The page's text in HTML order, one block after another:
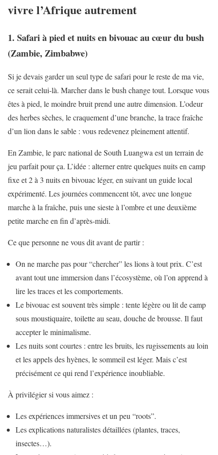
vivre l’Afrique autrement
1. Safari à pied et nuits en bivouac au cœur du bush
(Zambie, Zimbabwe)
Si je devais garder un seul type de safari pour le reste de ma vie,
ce serait celui-là. Marcher dans le bush change tout. Lorsque vous
êtes à pied, le moindre bruit prend une autre dimension. L’odeur
des herbes sèches, le craquement d’une branche, la trace fraîche
d’un lion dans le sable : vous redevenez pleinement attentif.
En Zambie, le parc national de South Luangwa est un terrain de
jeu parfait pour ça. L’idée : alterner entre quelques nuits en camp
fixe et 2 à 3 nuits en bivouac léger, en suivant un guide local
expérimenté. Les journées commencent tôt, avec une longue
marche à la fraîche, puis une sieste à l’ombre et une deuxième
petite marche en fin d’après-midi.
Ce que personne ne vous dit avant de partir :
On ne marche pas pour “chercher” les lions à tout prix. C’est
avant tout une immersion dans l’écosystème, où l’on apprend à
lire les traces et les comportements.
Le bivouac est souvent très simple : tente légère ou lit de camp
sous moustiquaire, toilette au seau, douche de brousse. Il faut
accepter le minimalisme.
Les nuits sont courtes : entre les bruits, les rugissements au loin
et les appels des hyènes, le sommeil est léger. Mais c’est
précisément ce qui rend l’expérience inoubliable.
À privilégier si vous aimez :
Les expériences immersives et un peu “roots”.
Les explications naturalistes détaillées (plantes, traces,
insectes…).